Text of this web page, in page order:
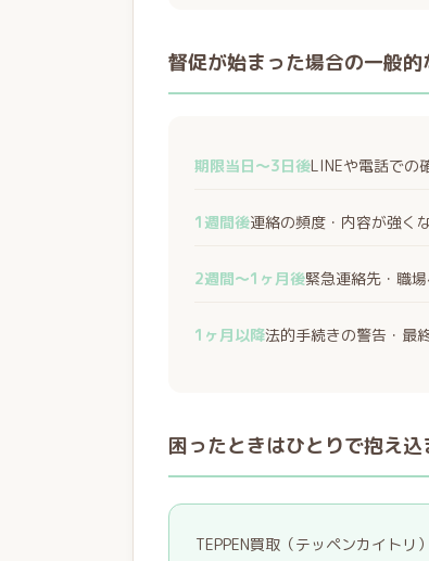
督促が始まった場合の一般的
期限当日〜3日後LINEや電話での
1週間後連絡の頻度・内容が強く
2週間〜1ヶ月後緊急連絡先・職
1ヶ月以降法的手続きの警告・最
困ったときはひとりで抱え
TEPPEN買取（テッペンカイト